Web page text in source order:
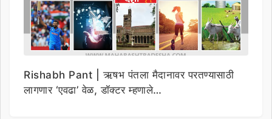
Rishabh Pant | ऋषभ पंतला मैदानावर परतण्यासाठी
लागणार ‘एवढा’ वेळ, डॉक्टर म्हणाले…